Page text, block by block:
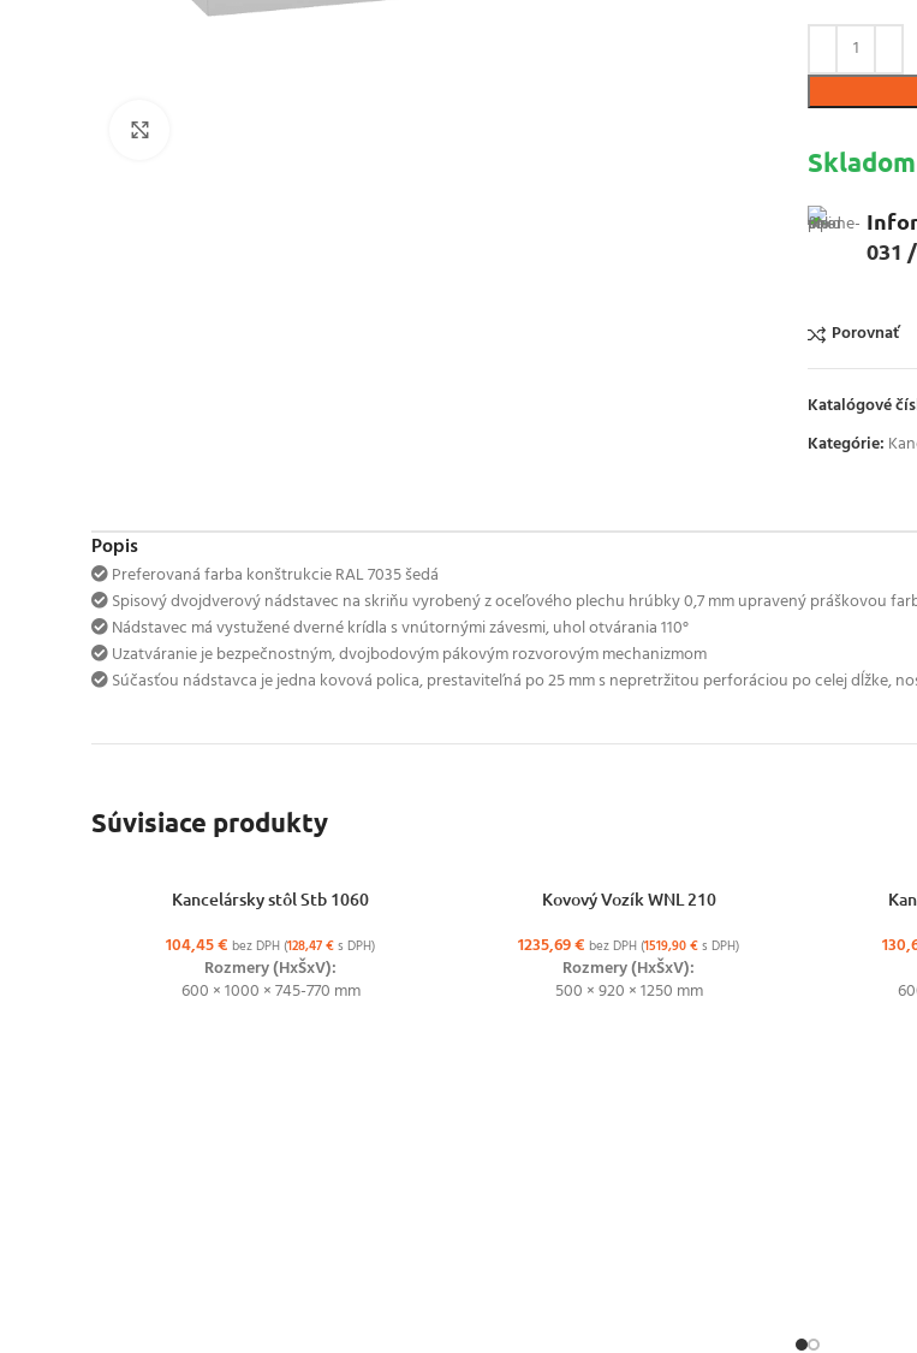
031
Porovnať
Katalógové
Kategórie:
Popis
Preferovaná farba konštrukcie RAL 7035 šedá
Spisový dvojdverový nádstavec na skriňu vyrobený z oceľového plechu hrúbky 0,7 mm upravený práškovou
Nádstavec má vystužené dverné krídla s vnútornými závesmi, uhol otvárania 110°
Uzatváranie je bezpečnostným, dvojbodovým pákovým rozvorovým mechanizmom
Súčasťou nádstavca je jedna kovová polica, prestaviteľná po 25 mm s nepretržitou perforáciou po celej dĺžke,
Súvisiace produkty
VÝBER MOŽNOSTÍKancelársky stôl Stb 1060
104,45€ bez DPH (128,47€s DPH)
Rozmery (HxŠxV):
600 × 1000 × 745-770 mm
VÝBER MOŽNOSTÍKovový Vozík WNL 210
1235,69€ bez DPH (1519,90€s DPH)
Rozmery (HxŠxV):
500 × 920 × 1250 mm
VÝBER